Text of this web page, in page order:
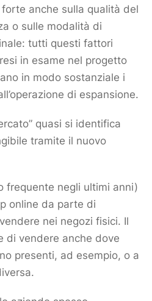
anche sulla qualità del
o sulle modalità di
tutti questi fattori
in esame nel progetto
in modo sostanziale i
di espansione.
” quasi si identifica
tramite il nuovo
frequente negli ultimi anni)
online da parte di
nei negozi fisici. Il
di vendere anche dove
presenti, ad esempio, o a